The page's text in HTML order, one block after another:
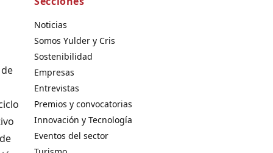
Noticias
Somos Yulder y Cris
Sostenibilidad
Empresas
Entrevistas
Premios y convocatorias
Innovación y Tecnología
Eventos del sector